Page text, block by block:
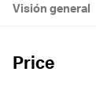
Price
Visión general